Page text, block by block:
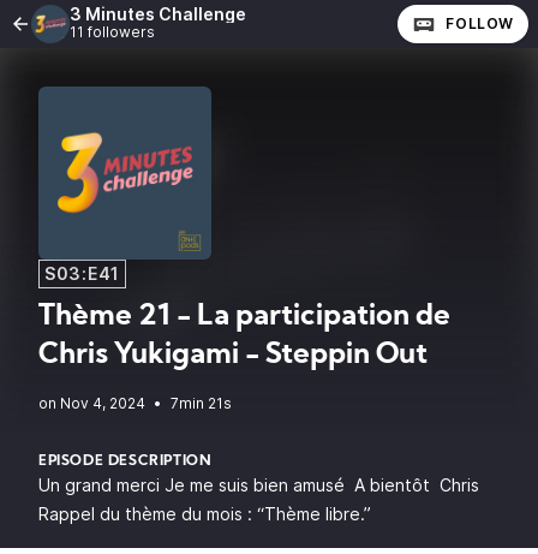
3 Minutes Challenge
11 followers FOLLOW
S03:E41
Thème 21 - La participation de
Chris Yukigami - Steppin Out
• 7min 21s
EPISODE DESCRIPTION
Un grand merci Je me suis bien amusé A bientôt Chris
Rappel du thème du mois : “Thème libre.”